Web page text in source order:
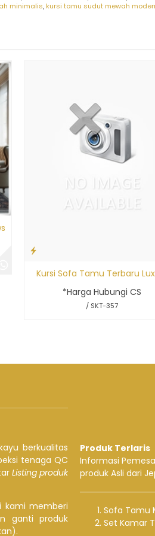
minimalis, kursi tamu sudut mewah
Kursi Sofa Tamu Terbaru
*Harga Hubungi CS
/ SKT-357
berkualitas
tenaga QC
Listing produk
kami memberi
ganti produk
Produk Terlaris
Informasi
produk Asli dari
Sofa Tamu
Set Kamar